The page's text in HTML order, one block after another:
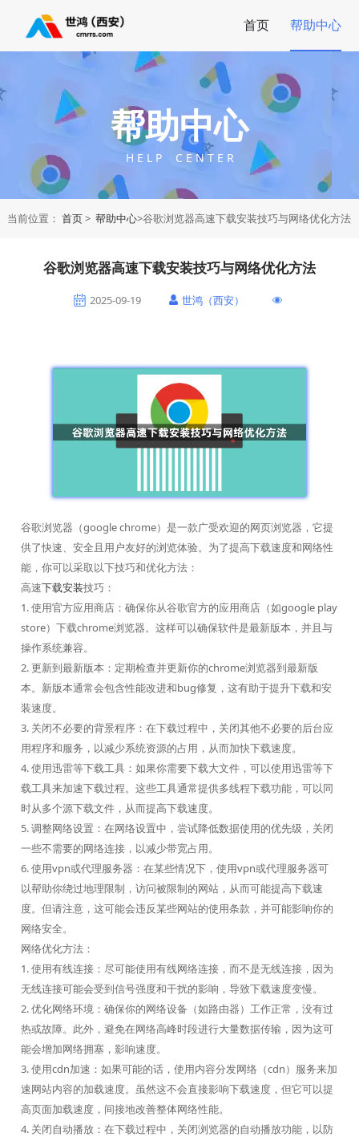
首页 帮助中心
帮助中心
H E L P C E N T E R
当前位置： 首页> 帮助中心>谷歌浏览器高速下载安装技巧与网络优化方法
谷歌浏览器高速下载安装技巧与网络优化方法
2025-09-19 世鸿（西安）
谷歌浏览器（google chrome）是一款广受欢迎的网页浏览器，它提
供了快速、安全且用户友好的浏览体验。为了提高下载速度和网络性
能，你可以采取以下技巧和优化方法：
高速下载安装技巧：
1. 使用官方应用商店：确保你从谷歌官方的应用商店（如google play
store）下载chrome浏览器。这样可以确保软件是最新版本，并且与
操作系统兼容。
2. 更新到最新版本：定期检查并更新你的chrome浏览器到最新版
本。新版本通常会包含性能改进和bug修复，这有助于提升下载和安
装速度。
3. 关闭不必要的背景程序：在下载过程中，关闭其他不必要的后台应
用程序和服务，以减少系统资源的占用，从而加快下载速度。
4. 使用迅雷等下载工具：如果你需要下载大文件，可以使用迅雷等下
载工具来加速下载过程。这些工具通常提供多线程下载功能，可以同
时从多个源下载文件，从而提高下载速度。
5. 调整网络设置：在网络设置中，尝试降低数据使用的优先级，关闭
一些不需要的网络连接，以减少带宽占用。
6. 使用vpn或代理服务器：在某些情况下，使用vpn或代理服务器可
以帮助你绕过地理限制，访问被限制的网站，从而可能提高下载速
度。但请注意，这可能会违反某些网站的使用条款，并可能影响你的
网络安全。
网络优化方法：
1. 使用有线连接：尽可能使用有线网络连接，而不是无线连接，因为
无线连接可能会受到信号强度和干扰的影响，导致下载速度变慢。
2. 优化网络环境：确保你的网络设备（如路由器）工作正常，没有过
热或故障。此外，避免在网络高峰时段进行大量数据传输，因为这可
能会增加网络拥塞，影响速度。
3. 使用cdn加速：如果可能的话，使用内容分发网络（cdn）服务来加
速网站内容的加载速度。虽然这不会直接影响下载速度，但它可以提
高页面加载速度，间接地改善整体网络性能。
4. 关闭自动播放：在下载过程中，关闭浏览器的自动播放功能，以防